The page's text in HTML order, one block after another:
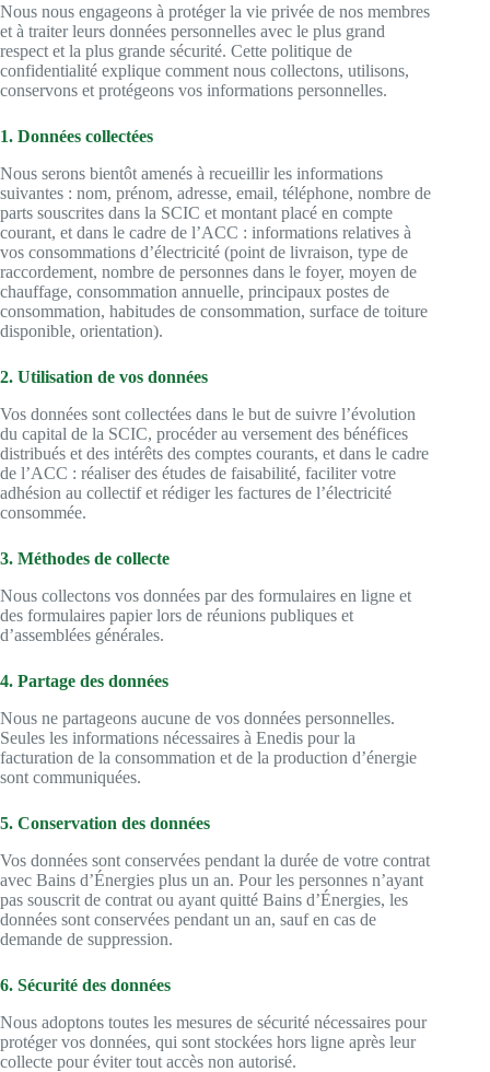
Nous nous engageons à protéger la vie privée de nos membres
et à traiter leurs données personnelles avec le plus grand
respect et la plus grande sécurité. Cette politique de
confidentialité explique comment nous collectons, utilisons,
conservons et protégeons vos informations personnelles.
1. Données collectées
Nous serons bientôt amenés à recueillir les informations
suivantes : nom, prénom, adresse, email, téléphone, nombre de
parts souscrites dans la SCIC et montant placé en compte
courant, et dans le cadre de l’ACC : informations relatives à
vos consommations d’électricité (point de livraison, type de
raccordement, nombre de personnes dans le foyer, moyen de
chauffage, consommation annuelle, principaux postes de
consommation, habitudes de consommation, surface de toiture
disponible, orientation).
2. Utilisation de vos données
Vos données sont collectées dans le but de suivre l’évolution
du capital de la SCIC, procéder au versement des bénéfices
distribués et des intérêts des comptes courants, et dans le cadre
de l’ACC : réaliser des études de faisabilité, faciliter votre
adhésion au collectif et rédiger les factures de l’électricité
consommée.
3. Méthodes de collecte
Nous collectons vos données par des formulaires en ligne et
des formulaires papier lors de réunions publiques et
d’assemblées générales.
4. Partage des données
Nous ne partageons aucune de vos données personnelles.
Seules les informations nécessaires à Enedis pour la
facturation de la consommation et de la production d’énergie
sont communiquées.
5. Conservation des données
Vos données sont conservées pendant la durée de votre contrat
avec Bains d’Énergies plus un an. Pour les personnes n’ayant
pas souscrit de contrat ou ayant quitté Bains d’Énergies, les
données sont conservées pendant un an, sauf en cas de
demande de suppression.
6. Sécurité des données
Nous adoptons toutes les mesures de sécurité nécessaires pour
protéger vos données, qui sont stockées hors ligne après leur
collecte pour éviter tout accès non autorisé.